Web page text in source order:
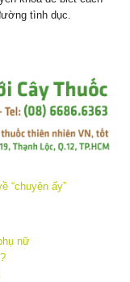
tình dục.
nữ